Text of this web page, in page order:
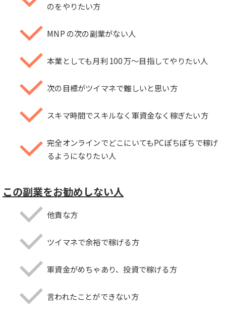
のをやりたい方
MNP の次の副業がない人
本業としても月利 100 万〜目指してやりたい人
次の目標がツイマネで難しいと思い方
スキマ時間でスキルなく軍資金なく稼ぎたい方
完全オンラインでどこにいてもPCぽちぽちで稼げ
るようになりたい人
この副業をお勧めしない人
他責な方
ツイマネで余裕で稼げる方
軍資金がめちゃあり、投資で稼げる方
言われたことができない方